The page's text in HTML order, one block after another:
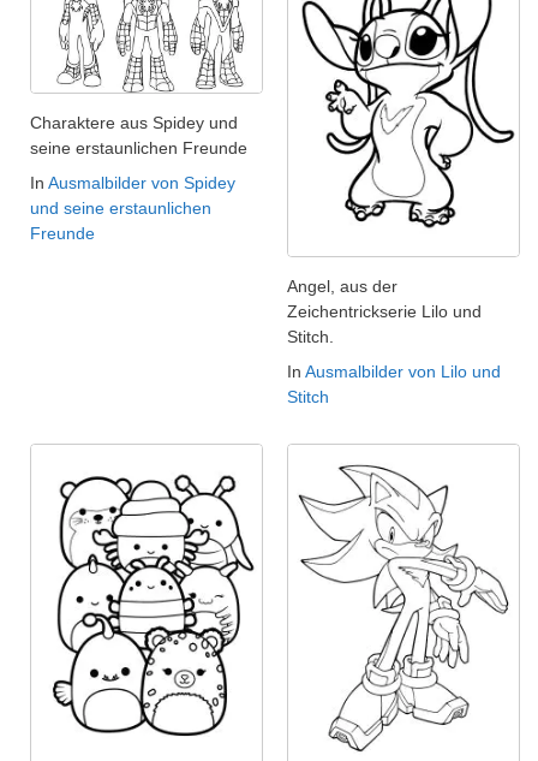
Charaktere aus Spidey und
seine erstaunlichen Freunde
In Ausmalbilder von Spidey
und seine erstaunlichen
Freunde
Angel, aus der
Zeichentrickserie Lilo und
Stitch.
In Ausmalbilder von Lilo und
Stitch